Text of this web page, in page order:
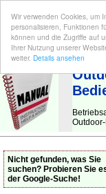
Wir verwenden Cookies, um
personalisieren, Funktionen
können und die Zugriffe auf
Ihrer Nutzung unserer
weiter. Details ansehen
BEDIENUNGSANLEITUNG
Nicht gefunden, was Sie
suchen? Probieren Sie
der Google-Suche!